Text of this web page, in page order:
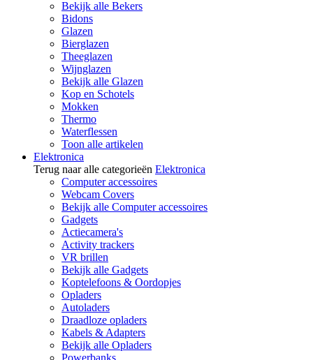
Bekijk alle Bekers
Bidons
Glazen
Bierglazen
Theeglazen
Wijnglazen
Bekijk alle Glazen
Kop en Schotels
Mokken
Thermo
Waterflessen
Toon alle artikelen
Elektronica
Terug naar alle categorieën Elektronica
Computer accessoires
Webcam Covers
Bekijk alle Computer accessoires
Gadgets
Actiecamera's
Activity trackers
VR brillen
Bekijk alle Gadgets
Koptelefoons & Oordopjes
Opladers
Autoladers
Draadloze opladers
Kabels & Adapters
Bekijk alle Opladers
Powerbanks